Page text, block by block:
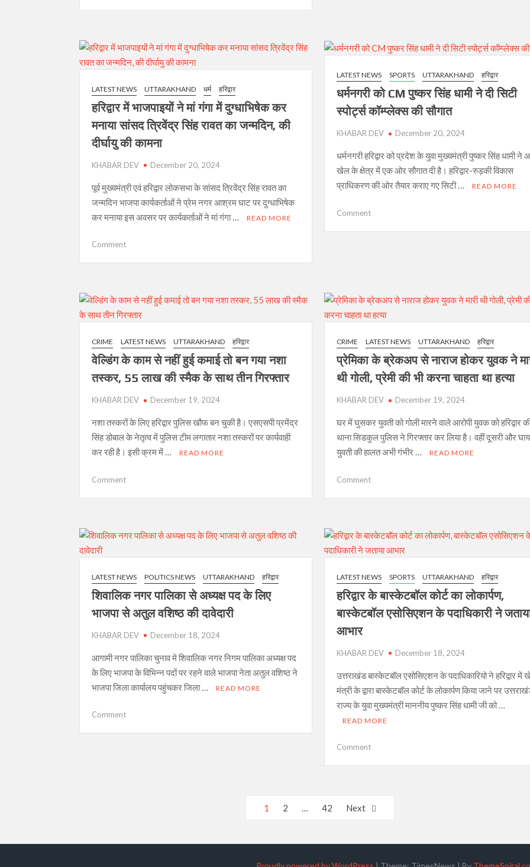
प्रति
टिप्पणी
के
में
सपा
कार्यकर्ताओं
भेजा
राष्ट्रपति
ज्ञापन
हनी
और
कुमार
विश्वास
LATEST NEWS UTTARAKHAND धर्म हरिद्वार
हरिद्वार में भाजपाइयों ने मां गंगा में दुग्धाभिषेक कर
मनाया सांसद त्रिवेंद्र सिंह रावत का जन्मदिन, की
दीर्घायु की कामना
KHABAR DEV December 20, 2024
पूर्व मुख्यमंत्री एवं हरिद्वार लोकसभा के सांसद त्रिवेंद्र सिंह रावत का
जन्मदिन भाजपा कार्यकर्ताओं ने प्रेम नगर आश्रम घाट पर दुग्धाभिषेक
कर मनाया इस अवसर पर कार्यकर्ताओं ने मां गंगा …
READ MORE
Commenton
ने
गंगा
दुग्धाभिषेक
कर
मनाया
त्रिवेंद्र
रावत
का
जन्मदिन,
दीर्घायु
LATEST NEWS SPORTS UTTARAKHAND हरिद्वार
धर्मनगरी को CM पुष्कर सिंह धामी ने दी सिटी
स्पोर्ट्स कॉम्प्लेक्स की सौगात
KHABAR DEV December 20, 2024
धर्मनगरी हरिद्वार को प्रदेश के युवा मुख्यमंत्री पुष्कर सिंह धामी ने
खेल के क्षेत्र में एक ओर सौगात दी है। हरिद्वार-रुड़की विकास
प्राधिकरण की ओर तैयार कराए गए सिटी …
READ MORE
Commenton
ने
दी
स्पोर्ट्स
कॉम्प्लेक्स
सौगात
CRIME LATEST NEWS UTTARAKHAND हरिद्वार
वेल्डिंग के काम से नहीं हुई कमाई तो बन गया नशा
तस्कर, 55 लाख की स्मैक के साथ तीन गिरफ्तार
KHABAR DEV December 19, 2024
नशा तस्करों के लिए हरिद्वार पुलिस खौफ बन चुकी है। एसएसपी प्रमेंद्र
सिंह डोबाल के नेतृत्व में पुलिस टीम लगातार नशा तस्करों पर कार्यवाही
कर रही है। इसी क्रम में …
READ MORE
Commenton
से
हुई
तो
बन
गया
तस्कर,
लाख
की
स्मैक
साथ
CRIME LATEST NEWS UTTARAKHAND हरिद्वार
प्रेमिका के ब्रेकअप से नाराज होकर युवक ने
थी गोली, प्रेमी की भी करना चाहता था हत्या
KHABAR DEV December 19, 2024
घर में घुसकर युवती को गोली मारने वाले आरोपी युवक को हरिद्वार
थाना सिडकुल पुलिस ने गिरफ्तार कर लिया है। वहीं दूसरी और
युवती की हालत अभी गंभीर …
READ MORE
Commenton
से
होकर
ने
मारी
थी
की
करना
चाहता
हत्या
LATEST NEWS POLITICS NEWS UTTARAKHAND हरिद्वार
शिवालिक नगर पालिका से अध्यक्ष पद के लिए
भाजपा से अतुल वशिष्ठ की दावेदारी
KHABAR DEV December 18, 2024
आगामी नगर पालिका चुनाव मे शिवालिक नगर निगम पालिका अध्यक्ष पद
के लिए भाजपा के विभिन्न पदों पर रहने वाले भाजपा नेता अतुल वशिष्ठ ने
भाजपा जिला कार्यालय पहुंचकर जिला …
READ MORE
Commenton
से
LATEST NEWS SPORTS UTTARAKHAND हरिद्वार
हरिद्वार के बास्केटबॉल कोर्ट का लोकार्पण,
बास्केटबॉल एसोसिएशन के पदाधिकारी ने
आभार
KHABAR DEV December 18, 2024
उत्तराखंड बास्केटबॉल एसोसिएशन के पदाधिकारियो ने हरिद्वार में
मंत्री के द्वारा बास्केटबॉल कोर्ट के लोकार्पण किया जाने पर
राज्य के युवा मुख्यमंत्री माननीय पुष्कर सिंह धामी जी को …
READ MORE
Commenton
का
के
1 2 … 42 Next